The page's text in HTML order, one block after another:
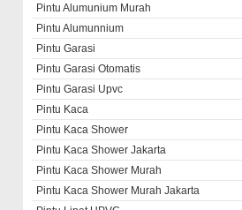
Pintu Alumunium Murah
Pintu Alumunnium
Pintu Garasi
Pintu Garasi Otomatis
Pintu Garasi Upvc
Pintu Kaca
Pintu Kaca Shower
Pintu Kaca Shower Jakarta
Pintu Kaca Shower Murah
Pintu Kaca Shower Murah Jakarta